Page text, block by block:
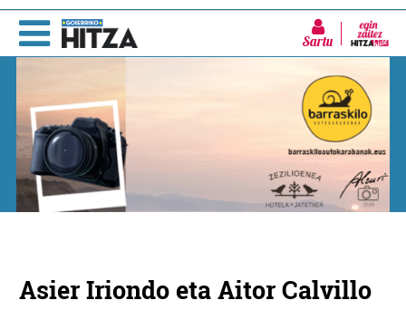
Sartu
Asier Iriondo eta Aitor Calvillo